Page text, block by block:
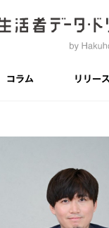
コラム リリース